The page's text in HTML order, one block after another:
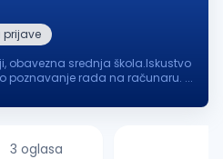
prijave
obavezna srednja škola.Iskustvo
poznavanje rada na računaru. ...
3 oglasa